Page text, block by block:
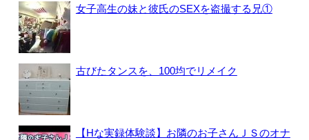
女子高生の妹と彼氏のSEXを盗撮する兄①
古びたタンスを、100均でリメイク
【Hな実録体験談】お隣のお子さんＪＳのオナ